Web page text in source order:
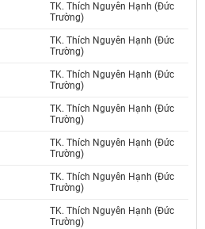
TK. Thích Nguyên Hạnh (Đức
Trường)
TK. Thích Nguyên Hạnh (Đức
Trường)
TK. Thích Nguyên Hạnh (Đức
Trường)
TK. Thích Nguyên Hạnh (Đức
Trường)
TK. Thích Nguyên Hạnh (Đức
Trường)
TK. Thích Nguyên Hạnh (Đức
Trường)
TK. Thích Nguyên Hạnh (Đức
Trường)